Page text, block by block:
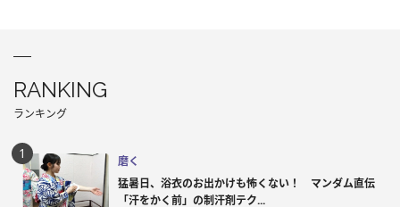
RANKING
ランキング
磨く
猛暑日、浴衣のお出かけも怖くない！ マンダム直伝
「汗をかく前」の制汗剤テク...